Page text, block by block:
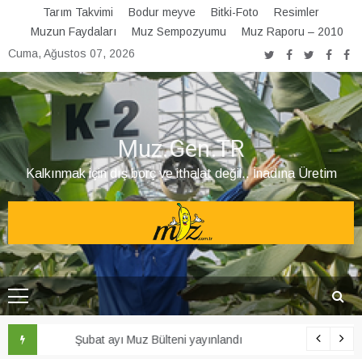
content
Tarım Takvimi Bodur meyve Bitki-Foto
Resimler
Muzun Faydaları
Muz Sempozyumu
Muz Raporu – 2010
Cuma, Ağustos 07, 2026
Muz.Gen.TR
Kalkınmak için dış borç ve ithalat değil.. İnadına Üretim
Şubat ayı Muz Bülteni yayınlandı